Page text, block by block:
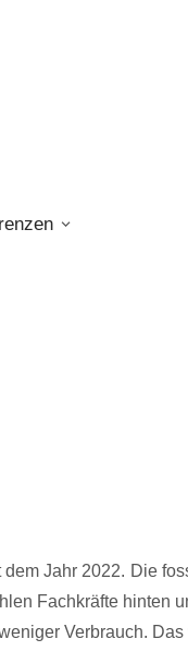
Jahr 2022. Die
Fachkräfte hinten
Verbrauch. Das